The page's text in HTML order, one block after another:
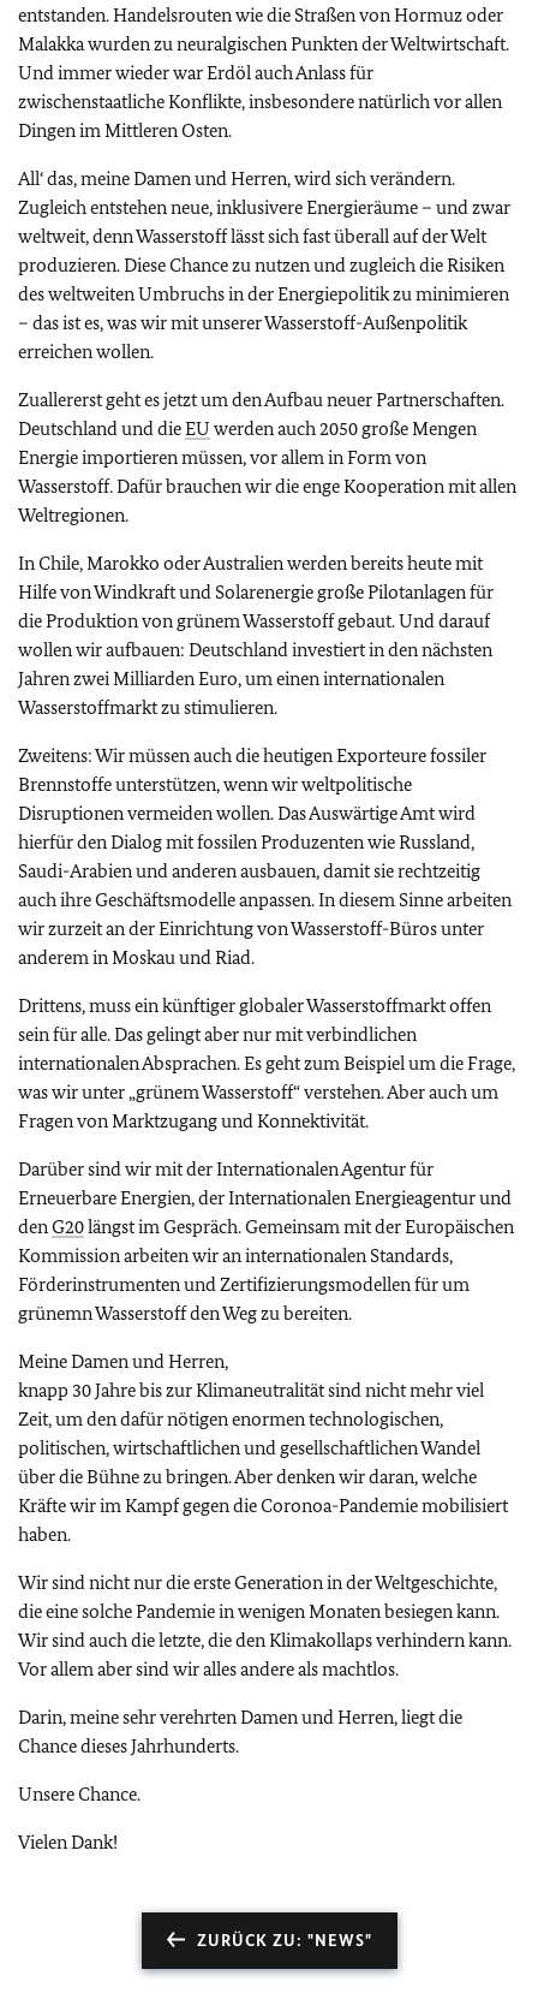
entstanden. Handelsrouten wie die Straßen von Hormuz oder
Malakka wurden zu neuralgischen Punkten der Weltwirtschaft.
Und immer wieder war Erdöl auch Anlass für
zwischenstaatliche Konflikte, insbesondere natürlich vor allen
Dingen im Mittleren Osten.
All‘ das, meine Damen und Herren, wird sich verändern.
Zugleich entstehen neue, inklusivere Energieräume – und zwar
weltweit, denn Wasserstoff lässt sich fast überall auf der Welt
produzieren. Diese Chance zu nutzen und zugleich die Risiken
des weltweiten Umbruchs in der Energiepolitik zu minimieren
– das ist es, was wir mit unserer Wasserstoff-Außenpolitik
erreichen wollen.
Zuallererst geht es jetzt um den Aufbau neuer Partnerschaften.
Deutschland und dieEU werden auch 2050 große Mengen
Energie importieren müssen, vor allem in Form von
Wasserstoff. Dafür brauchen wir die enge Kooperation mit allen
Weltregionen.
In Chile, Marokko oder Australien werden bereits heute mit
Hilfe von Windkraft und Solarenergie große Pilotanlagen für
die Produktion von grünem Wasserstoff gebaut. Und darauf
wollen wir aufbauen: Deutschland investiert in den nächsten
Jahren zwei Milliarden Euro, um einen internationalen
Wasserstoffmarkt zu stimulieren.
Zweitens: Wir müssen auch die heutigen Exporteure fossiler
Brennstoffe unterstützen, wenn wir weltpolitische
Disruptionen vermeiden wollen. Das Auswärtige Amt wird
hierfür den Dialog mit fossilen Produzenten wie Russland,
Saudi-Arabien und anderen ausbauen, damit sie rechtzeitig
auch ihre Geschäftsmodelle anpassen. In diesem Sinne arbeiten
wir zurzeit an der Einrichtung von Wasserstoff-Büros unter
anderem in Moskau und Riad.
Drittens, muss ein künftiger globaler Wasserstoffmarkt offen
sein für alle. Das gelingt aber nur mit verbindlichen
internationalen Absprachen. Es geht zum Beispiel um die Frage,
was wir unter „grünem Wasserstoff“ verstehen. Aber auch um
Fragen von Marktzugang und Konnektivität.
Darüber sind wir mit der Internationalen Agentur für
Erneuerbare Energien, der Internationalen Energieagentur und
denG20längst im Gespräch. Gemeinsam mit der Europäischen
Kommission arbeiten wir an internationalen Standards,
Förderinstrumenten und Zertifizierungsmodellen für um
grünemn Wasserstoff den Weg zu bereiten.
Meine Damen und Herren,
knapp 30 Jahre bis zur Klimaneutralität sind nicht mehr viel
Zeit, um den dafür nötigen enormen technologischen,
politischen, wirtschaftlichen und gesellschaftlichen Wandel
über die Bühne zu bringen. Aber denken wir daran, welche
Kräfte wir im Kampf gegen die Coronoa-Pandemie mobilisiert
haben.
Wir sind nicht nur die erste Generation in der Weltgeschichte,
die eine solche Pandemie in wenigen Monaten besiegen kann.
Wir sind auch die letzte, die den Klimakollaps verhindern kann.
Vor allem aber sind wir alles andere als machtlos.
Darin, meine sehr verehrten Damen und Herren, liegt die
Chance dieses Jahrhunderts.
Unsere Chance.
Vielen Dank!
ZURÜCK ZU: "NEWS"